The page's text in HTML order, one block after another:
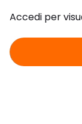
Accedi per